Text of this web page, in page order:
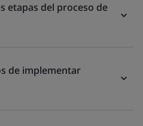
etapas del proceso de
de implementar